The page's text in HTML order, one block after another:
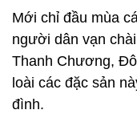
Mới chỉ đầu mùa
người dân vạn
Thanh Chương,
loài các đặc sản
đình.